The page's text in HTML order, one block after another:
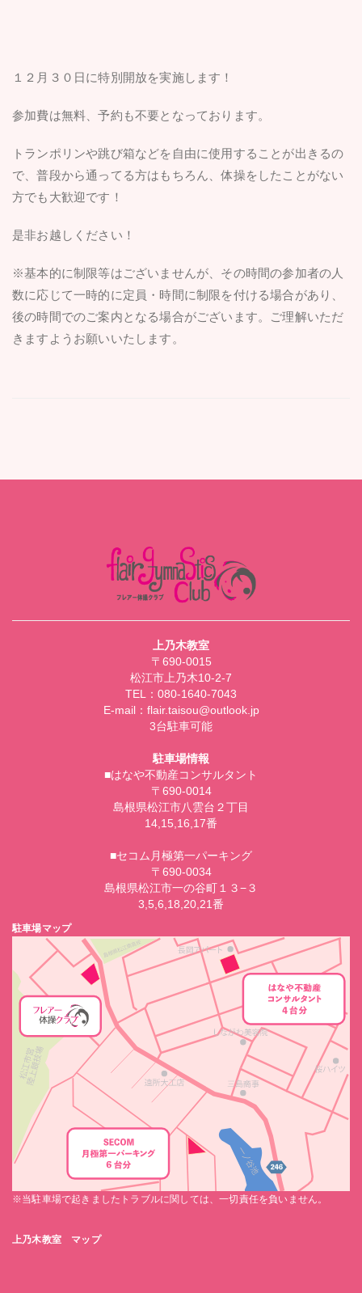
１２月３０日に特別開放を実施します！
参加費は無料、予約も不要となっております。
トランポリンや跳び箱などを自由に使用することが出きるの
で、普段から通ってる方はもちろん、体操をしたことがない
方でも大歓迎です！
是非お越しください！
※基本的に制限等はございませんが、その時間の参加者の人
数に応じて一時的に定員・時間に制限を付ける場合があり、
後の時間でのご案内となる場合がございます。ご理解いただ
きますようお願いいたします。
上乃木教室
〒690-0015
松江市上乃木10-2-7
TEL：080-1640-7043
E-mail：flair.taisou@outlook.jp
3台駐車可能
駐車場情報
■はなや不動産コンサルタント
〒690-0014
島根県松江市八雲台２丁目
14,15,16,17番
■セコム月極第一パーキング
〒690-0034
島根県松江市一の谷町１３−３
3,5,6,18,20,21番
駐車場マップ
※当駐車場で起きましたトラブルに関しては、一切責任を負いません。
上乃木教室 マップ